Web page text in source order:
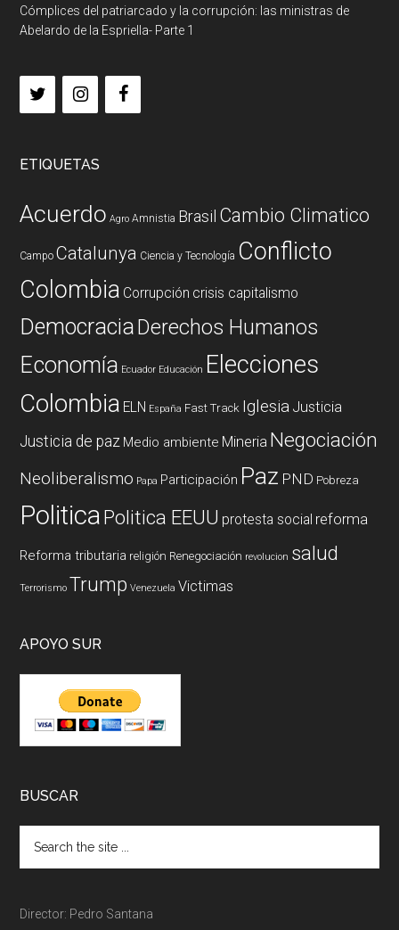
Cómplices del patriarcado y la corrupción: las ministras de
Abelardo de la Espriella- Parte 1
ETIQUETAS
Acuerdo Agro Amnistia Brasil Cambio Climatico
Campo Catalunya Ciencia y Tecnología Conflicto
Colombia Corrupción crisis capitalismo
DemocraciaDerechos Humanos
Economía Ecuador Educación Elecciones
Colombia ELN España Fast Track Iglesia Justicia
Justicia de paz Medio ambiente Mineria Negociación
Neoliberalismo Papa Participación Paz PND Pobreza
PoliticaPolitica EEUU protesta social reforma
Reforma tributaria religión Renegociación revolucion salud
Terrorismo Trump Venezuela Victimas
APOYO SUR
BUSCAR
Director: Pedro Santana